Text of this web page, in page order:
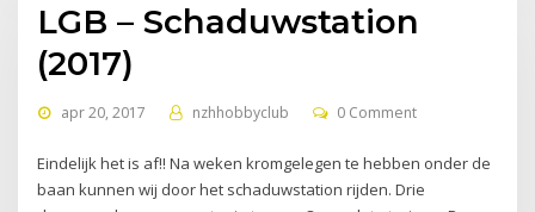
LGB – Schaduwstation
(2017)
apr 20, 2017 nzhhobbyclub 0 Comment
Eindelijk het is af!! Na weken kromgelegen te hebben onder de
baan kunnen wij door het schaduwstation rijden. Drie